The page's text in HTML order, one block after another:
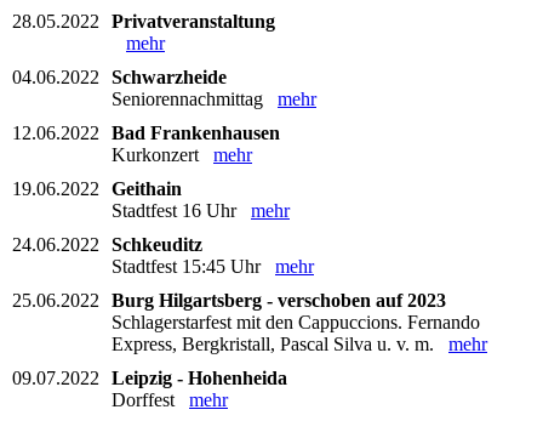
28.05.2022
Privatveranstaltung
mehr
04.06.2022
Schwarzheide
Seniorennachmittag mehr
12.06.2022
Bad Frankenhausen
Kurkonzert mehr
19.06.2022
Geithain
Stadtfest 16 Uhr mehr
24.06.2022
Schkeuditz
Stadtfest 15:45 Uhr mehr
25.06.2022
Burg Hilgartsberg - verschoben auf 2023
Schlagerstarfest mit den Cappuccions. Fernando
Express, Bergkristall, Pascal Silva u. v. m. mehr
09.07.2022
Leipzig - Hohenheida
Dorffest mehr